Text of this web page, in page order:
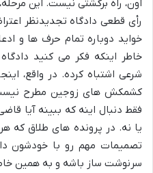
اون، راه برگشتی نیست. این
رأی قطعی دادگاه تجدیدنظر
خواید دوباره تمام حرف ها و
خاطر اینکه فکر می کنید
شرعی اشتباه کرده. در واقع،
کشمکش های زوجین مطرح
فقط دنبال اینه که ببینه آیا
یا نه. در پرونده های طلاق که
تصمیمات مهم رو با خودشون
سرنوشت ساز باشه و به همین